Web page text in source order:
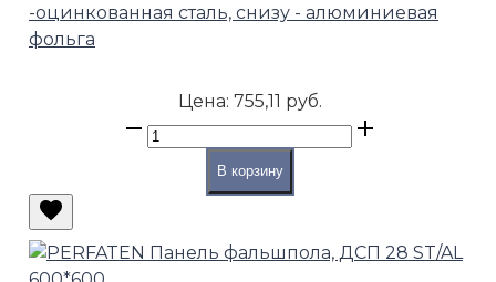
-оцинкованная сталь, снизу - алюминиевая
фольга
Цена: 755,11 руб.
В корзину